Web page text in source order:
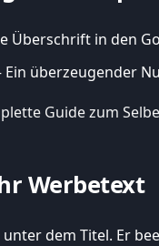
Überschrift in den
Ein überzeugender
Guide zum
Werbetext
unter dem Titel. Er